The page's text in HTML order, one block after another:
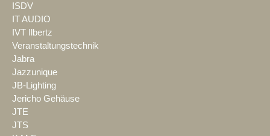
ISDV
IT AUDIO
IVT Ilbertz
Veranstaltungstechnik
Jabra
Jazzunique
JB-Lighting
Jericho Gehäuse
JTE
JTS